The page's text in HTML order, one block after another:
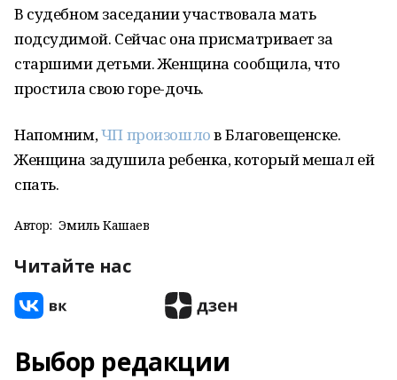
В судебном заседании участвовала мать
подсудимой. Сейчас она присматривает за
старшими детьми. Женщина сообщила, что
простила свою горе-дочь.
Напомним,ЧП произошлов Благовещенске.
Женщина задушила ребенка, который мешал ей
спать.
Автор: Эмиль Кашаев
Читайте нас
Выбор редакции